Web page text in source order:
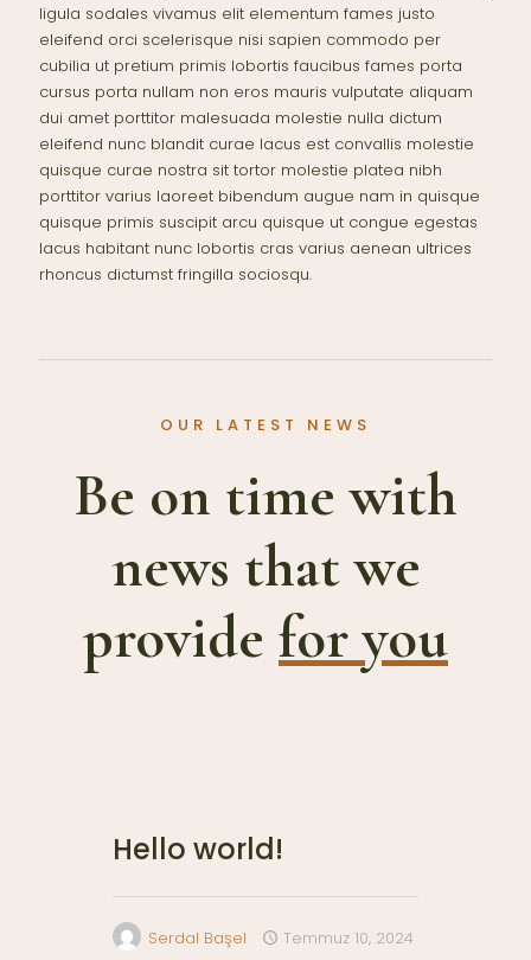
ligula sodales vivamus elit elementum fames justo
eleifend orci scelerisque nisi sapien commodo per
cubilia ut pretium primis lobortis faucibus fames porta
cursus porta nullam non eros mauris vulputate aliquam
dui amet porttitor malesuada molestie nulla dictum
eleifend nunc blandit curae lacus est convallis molestie
quisque curae nostra sit tortor molestie platea nibh
porttitor varius laoreet bibendum augue nam in quisque
quisque primis suscipit arcu quisque ut congue egestas
lacus habitant nunc lobortis cras varius aenean ultrices
rhoncus dictumst fringilla sociosqu.
OUR LATEST NEWS
Be on time with
news that we
provide for you
Hello world!
Serdal Başel Temmuz 10, 2024